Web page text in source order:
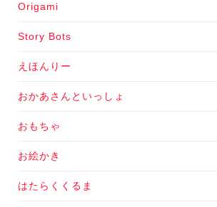
Origami
Story Bots
えほんりー
おかあさんといっしょ
おもちゃ
お絵かき
はたらくくるま